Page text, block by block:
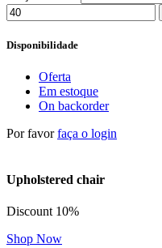
Disponibilidade
Oferta
Em estoque
On backorder
Por favorfaça o login
Upholstered chair
Discount 10%
Shop Now